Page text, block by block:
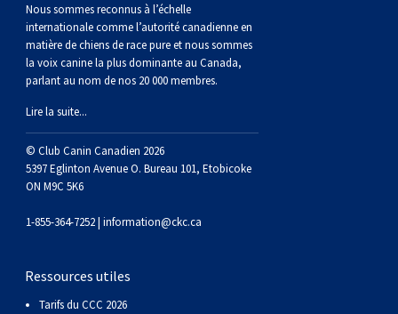
Nous sommes reconnus à l’échelle
internationale comme l’autorité canadienne en
matière de chiens de race pure et nous sommes
la voix canine la plus dominante au Canada,
parlant au nom de nos 20 000 membres.
Lire la suite...
© Club Canin Canadien 2026
5397 Eglinton Avenue O. Bureau 101, Etobicoke
ON M9C 5K6
1-855-364-7252 | information@ckc.ca
Ressources utiles
Tarifs du CCC 2026